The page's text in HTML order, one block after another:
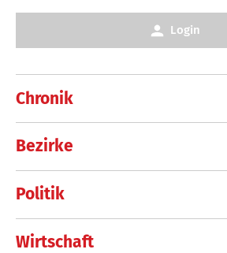
Chronik
Bezirke
Politik
Wirtschaft
Login